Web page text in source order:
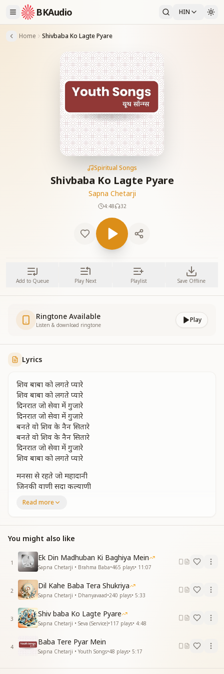
BKAudio HIN
Home Shivbaba Ko Lagte Pyare
Spiritual Songs
Shivbaba Ko Lagte Pyare
Sapna Chetarji
4:48 32
Add to Queue Play Next Playlist Save Offline
Ringtone Available
Listen & download ringtone
Play
Lyrics
शिव बाबा को लगते प्यारे
शिव बाबा को लगते प्यारे
दिनरात जो सेवा में गुजारे
दिनरात जो सेवा में गुजारे
बनते वो शिव के नैन सितारे
बनते वो शिव के नैन सितारे
दिनरात जो सेवा में गुजारे
शिव बाबा को लगते प्यारे
मनसा से रहते जो महादानी
जिनकी वाणी सदा कल्याणी
जिनकी वाणी सदा कल्याणी
दिनरात जो सेवा में गुजारे
शिव बाबा को लगते प्यारे
सेवा में जो तन अपना लगाते
कंचन काया सदा वो पाते
सेवा में जो तन अपना लगाते
कंचन काया सदा वो पाते
मिलते उनको सुख के नजारे
दिनरात जो सेवा में गुजारे
शिव बाबा को लगते प्यारे
जिनके कर्मों में सेवा है समाई
शुभ भावना सदा दे दिखाई
जिनके कर्मों में सेवा है समाई
शुभ भावना सदा दे दिखाई
Read more
You might also like
1
Ek Din Madhuban Ki Baghiya Mein
Sapna Chetarji • Brahma Baba•465 plays• 11:07
2
Dil Kahe Baba Tera Shukriya
Sapna Chetarji • Dhanyavaad•240 plays• 5:33
3
Shiv baba Ko Lagte Pyare
Sapna Chetarji • Seva (Service)•117 plays• 4:48
4
Baba Tere Pyar Mein
Sapna Chetarji • Youth Songs•48 plays• 5:17